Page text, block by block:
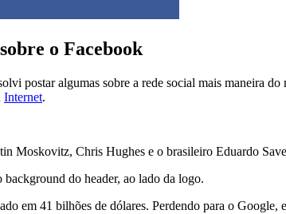
o Facebook
postar algumas sobre a rede social mais maneira
Internet.
Moskovitz, Chris Hughes e o brasileiro Eduardo
do header, ao lado da logo.
em 41 bilhões de dólares. Perdendo para o Google,